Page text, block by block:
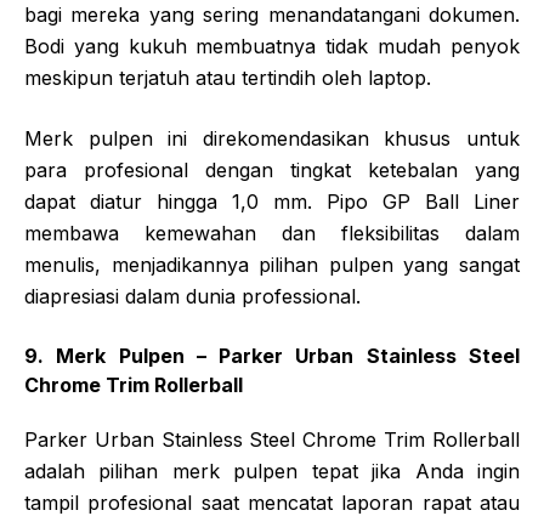
bagi mereka yang sering menandatangani dokumen.
Bodi yang kukuh membuatnya tidak mudah penyok
meskipun terjatuh atau tertindih oleh laptop.
Merk pulpen ini direkomendasikan khusus untuk
para profesional dengan tingkat ketebalan yang
dapat diatur hingga 1,0 mm. Pipo GP Ball Liner
membawa kemewahan dan fleksibilitas dalam
menulis, menjadikannya pilihan pulpen yang sangat
diapresiasi dalam dunia professional.
9. Merk Pulpen – Parker Urban Stainless Steel
Chrome Trim Rollerball
Parker Urban Stainless Steel Chrome Trim Rollerball
adalah pilihan merk pulpen tepat jika Anda ingin
tampil profesional saat mencatat laporan rapat atau